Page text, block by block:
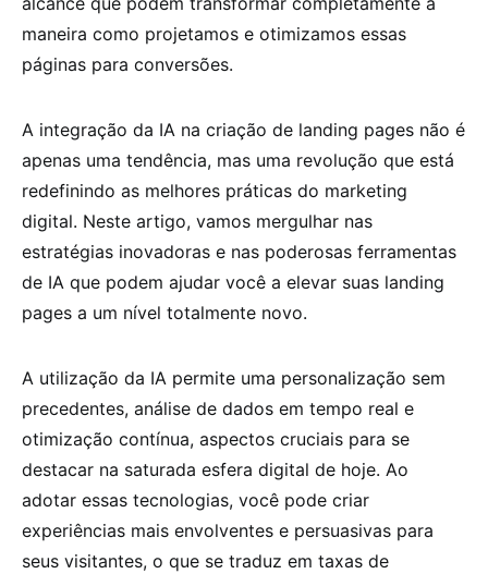
maneira como projetamos e otimizamos essas
páginas para conversões.
A integração da IA na criação de landing pages não é
apenas uma tendência, mas uma revolução que está
redefinindo as melhores práticas do marketing
digital. Neste artigo, vamos mergulhar nas
estratégias inovadoras e nas poderosas ferramentas
de IA que podem ajudar você a elevar suas landing
pages a um nível totalmente novo.
A utilização da IA permite uma personalização sem
precedentes, análise de dados em tempo real e
otimização contínua, aspectos cruciais para se
destacar na saturada esfera digital de hoje. Ao
adotar essas tecnologias, você pode criar
experiências mais envolventes e persuasivas para
seus visitantes, o que se traduz em taxas de